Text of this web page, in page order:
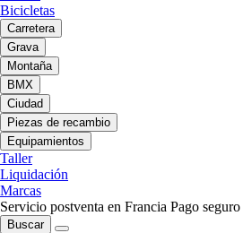
Bicicletas
Carretera
Grava
Montaña
BMX
Ciudad
Piezas de recambio
Equipamientos
Taller
Liquidación
Marcas
Servicio postventa en Francia Pago seguro
Buscar